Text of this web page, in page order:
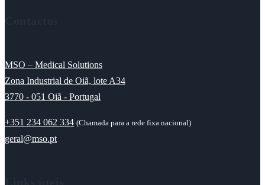
MSO – Medical Solutions
Zona Industrial de Oiã, lote A34
3770 - 051 Oiã - Portugal
+351 234 062 334 (Chamada para a rede fixa nacional)
geral@mso.pt